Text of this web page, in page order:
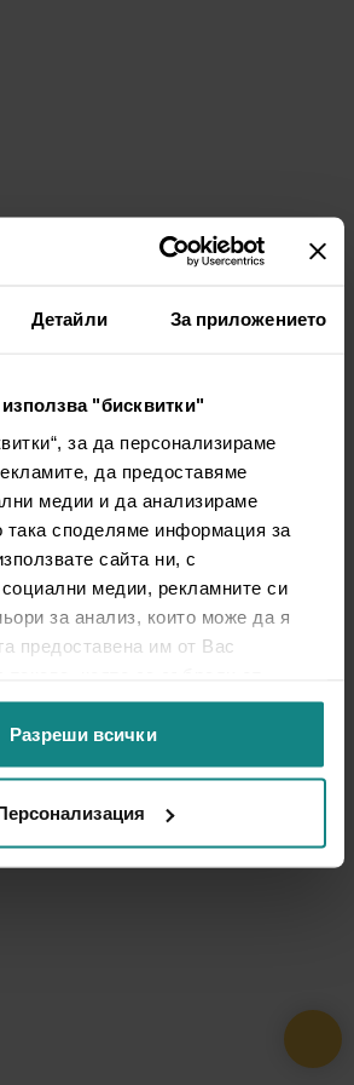
Детайли За приложението
"бисквитки"
за да персонализираме
да предоставяме
медии и да анализираме
споделяме информация за
сайта ни, с
социални медии, рекламните си
за анализ, които може да я
предоставена им от Вас
страна на услугите им.
Разреши всички